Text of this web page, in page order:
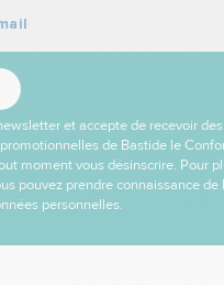
et accepte de recevoir
de Bastide le
moment vous désinscrire. Pour
pouvez prendre connaissance de
personnelles.